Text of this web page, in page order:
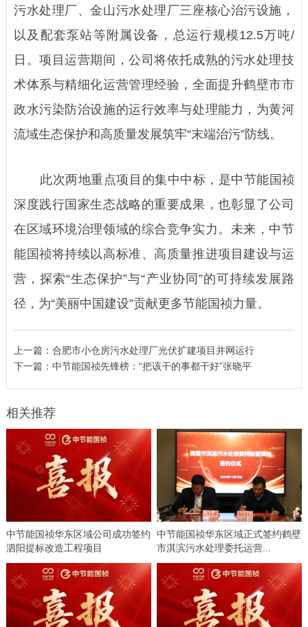
污水处理厂、金山污水处理厂三座核心治污设施，
以及配套泵站等附属设备，总运行规模12.5万吨/
日。项目运营期间，公司将依托成熟的污水处理技
术体系与精细化运营管理经验，全面提升鹤壁市市
政水污染防治设施的运行效率与处理能力，为黄河
流域生态保护和高质量发展筑牢“末端治污”防线。
此次两地重点项目的集中中标，是中节能国祯
深度践行国家生态战略的重要成果，也彰显了公司
在区域环境治理领域的综合竞争实力。未来，中节
能国祯将持续以高标准、高质量推进项目建设与运
营，探索“生态保护”与“产业协同”的可持续发展路
径，为“美丽中国建设”贡献更多节能国祯力量。
上一篇： 合肥市小仓房污水处理厂光伏扩建项目并网运行
下一篇： 中节能国祯先锋榜：“把该干的事都干好”张晓平
相关推荐
中节能国祯华东区域公司成功签约
泗阳提标改造工程项目
中节能国祯华东区域正式签约鹤壁
市淇滨污水处理委托运营...